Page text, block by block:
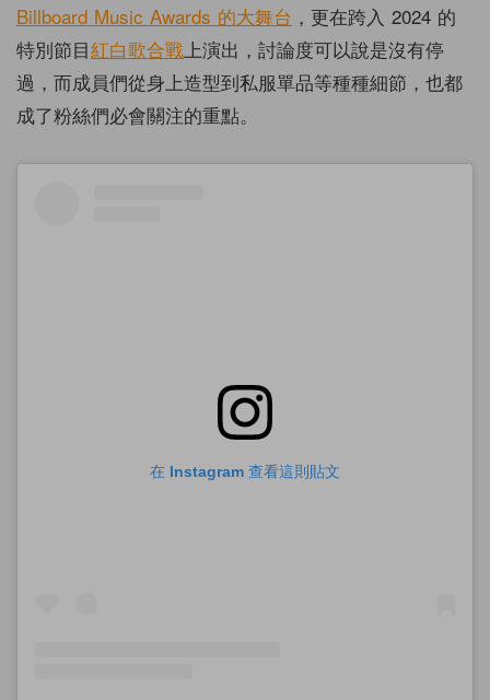
Billboard Music Awards 的大舞台 ，更在跨入 2024 的
特別節目紅白歌合戰 上演出，討論度可以說是沒有停
過，而成員們從身上造型到私服單品等種種細節，也都
成了粉絲們必會關注的重點。
在 Instagram 查看這則貼文